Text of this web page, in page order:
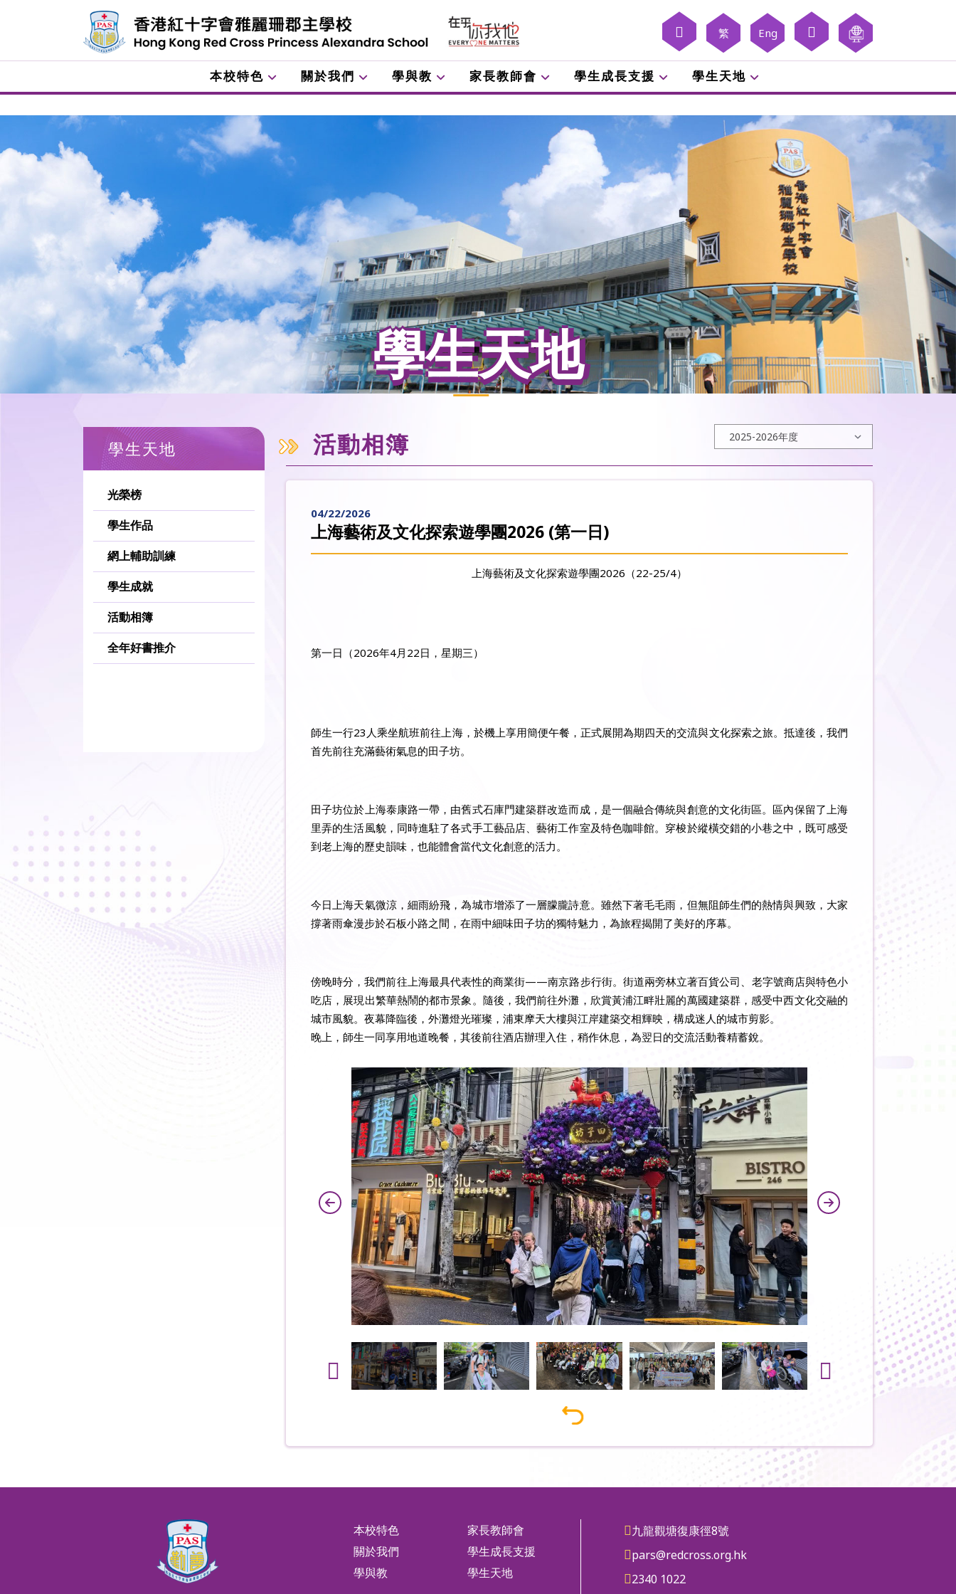
繁 Eng
本校特色 關於我們 學與教 家長教師會 學生成長支援 學生天地
學生天地
學生天地
光榮榜
學生作品
網上輔助訓練
學生成就
活動相簿
全年好書推介
活動相簿
04/22/2026
上海藝術及文化探索遊學團2026 (第一日)
上海藝術及文化探索遊學團2026（22-25/4）
第一日（2026年4月22日，星期三）
師生一行23人乘坐航班前往上海，於機上享用簡便午餐，正式展開為期四天的交流與文化探索之旅。抵達後，我們
首先前往充滿藝術氣息的田子坊。
田子坊位於上海泰康路一帶，由舊式石庫門建築群改造而成，是一個融合傳統與創意的文化街區。區內保留了上海
里弄的生活風貌，同時進駐了各式手工藝品店、藝術工作室及特色咖啡館。穿梭於縱橫交錯的小巷之中，既可感受
到老上海的歷史韻味，也能體會當代文化創意的活力。
今日上海天氣微涼，細雨紛飛，為城市增添了一層朦朧詩意。雖然下著毛毛雨，但無阻師生們的熱情與興致，大家
撐著雨傘漫步於石板小路之間，在雨中細味田子坊的獨特魅力，為旅程揭開了美好的序幕。
傍晚時分，我們前往上海最具代表性的商業街——南京路步行街。街道兩旁林立著百貨公司、老字號商店與特色小
吃店，展現出繁華熱鬧的都市景象。隨後，我們前往外灘，欣賞黃浦江畔壯麗的萬國建築群，感受中西文化交融的
城市風貌。夜幕降臨後，外灘燈光璀璨，浦東摩天大樓與江岸建築交相輝映，構成迷人的城市剪影。
晚上，師生一同享用地道晚餐，其後前往酒店辦理入住，稍作休息，為翌日的交流活動養精蓄銳。
本校特色
關於我們
學與教
家長教師會
學生成長支援
學生天地
九龍觀塘復康徑8號
pars@redcross.org.hk
2340 1022